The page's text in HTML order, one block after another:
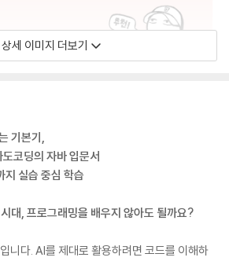
상세 이미지 더보기
기본기,
코딩의 자바 입문서
지 실습 중심 학습
대, 프로그래밍을 배우지 않아도 될까요?
니다. AI를 제대로 활용하려면 코드를 이해하